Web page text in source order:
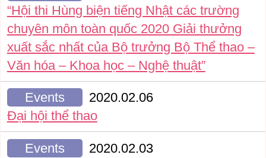
“Hội thi Hùng biện tiếng Nhật các trường
chuyên môn toàn quốc 2020 Giải thưởng
xuất sắc nhất của Bộ trưởng Bộ Thể thao –
Văn hóa – Khoa học – Nghệ thuật”
Events
2020.02.06
Đại hội thể thao
Events
2020.02.03